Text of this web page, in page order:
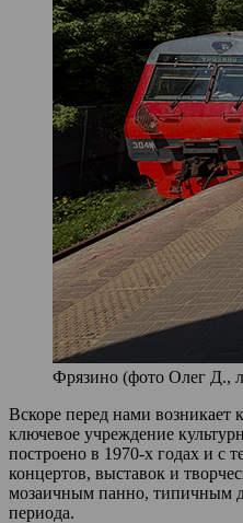
Фрязино (фото Олег Д.,
Вскоре перед нами
ключевое учреждение
построено в 1970‑х годах и с
концертов, выставок и
мозаичным панно, типичным
периода.